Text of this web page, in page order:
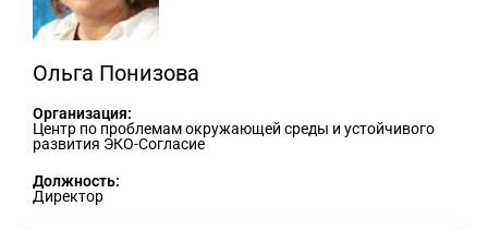
Ольга Понизова
Организация:
Центр по проблемам окружающей среды и устойчивого
развития ЭКО-Согласие
Должность:
Директор